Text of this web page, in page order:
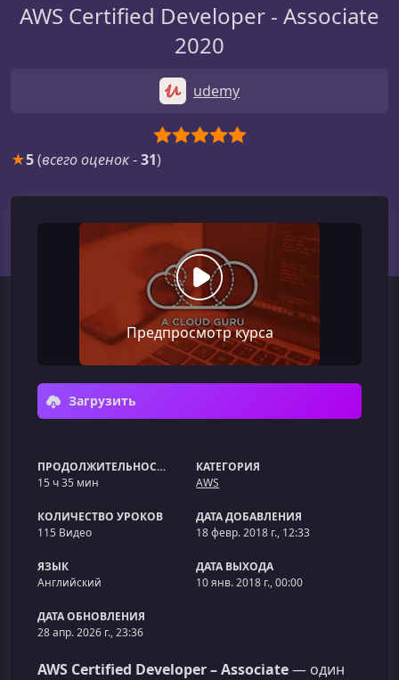
AWS Certified Developer - Associate
2020
udemy
★5(всего оценок-31)
Предпросмотр курса
Загрузить
ПРОДОЛЖИТЕЛЬНОСТЬ
15 ч 35 мин
КАТЕГОРИЯ
AWS
КОЛИЧЕСТВО УРОКОВ
115 Видео
ДАТА ДОБАВЛЕНИЯ
18 февр. 2018 г., 12:33
ЯЗЫК
Английский
ДАТА ВЫХОДА
10 янв. 2018 г., 00:00
ДАТА ОБНОВЛЕНИЯ
28 апр. 2026 г., 23:36
AWS Certified Developer – Associate— один